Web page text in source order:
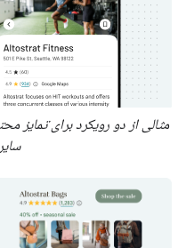
مثالی از دو رویکرد برای تمایز